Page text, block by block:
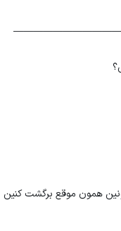
همون موقع برگشت کنین